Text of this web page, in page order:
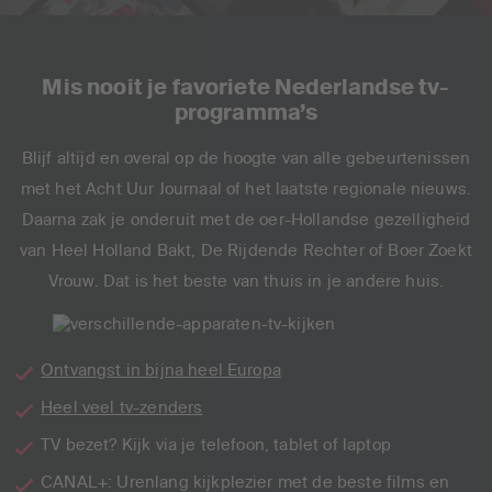
Mis nooit je favoriete Nederlandse tv-
programma’s
Blijf altijd en overal op de hoogte van alle gebeurtenissen
met het Acht Uur Journaal of het laatste regionale nieuws.
Daarna zak je onderuit met de oer-Hollandse gezelligheid
van Heel Holland Bakt, De Rijdende Rechter of Boer Zoekt
Vrouw. Dat is het beste van thuis in je andere huis.
Ontvangst in bijna heel Europa
Heel veel tv-zenders
TV bezet? Kijk via je telefoon, tablet of laptop
CANAL+: Urenlang kijkplezier met de beste films en